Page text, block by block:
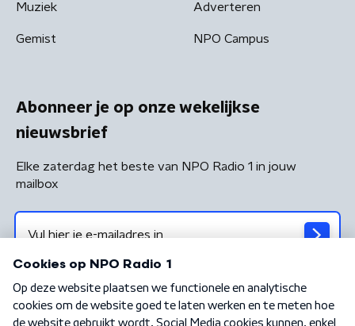
Muziek
Gemist
Adverteren
NPO Campus
Abonneer je op onze wekelijkse
nieuwsbrief
Elke zaterdag het beste van NPO Radio 1 in jouw
mailbox